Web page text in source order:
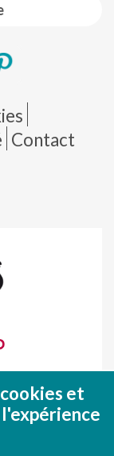
Contact
et